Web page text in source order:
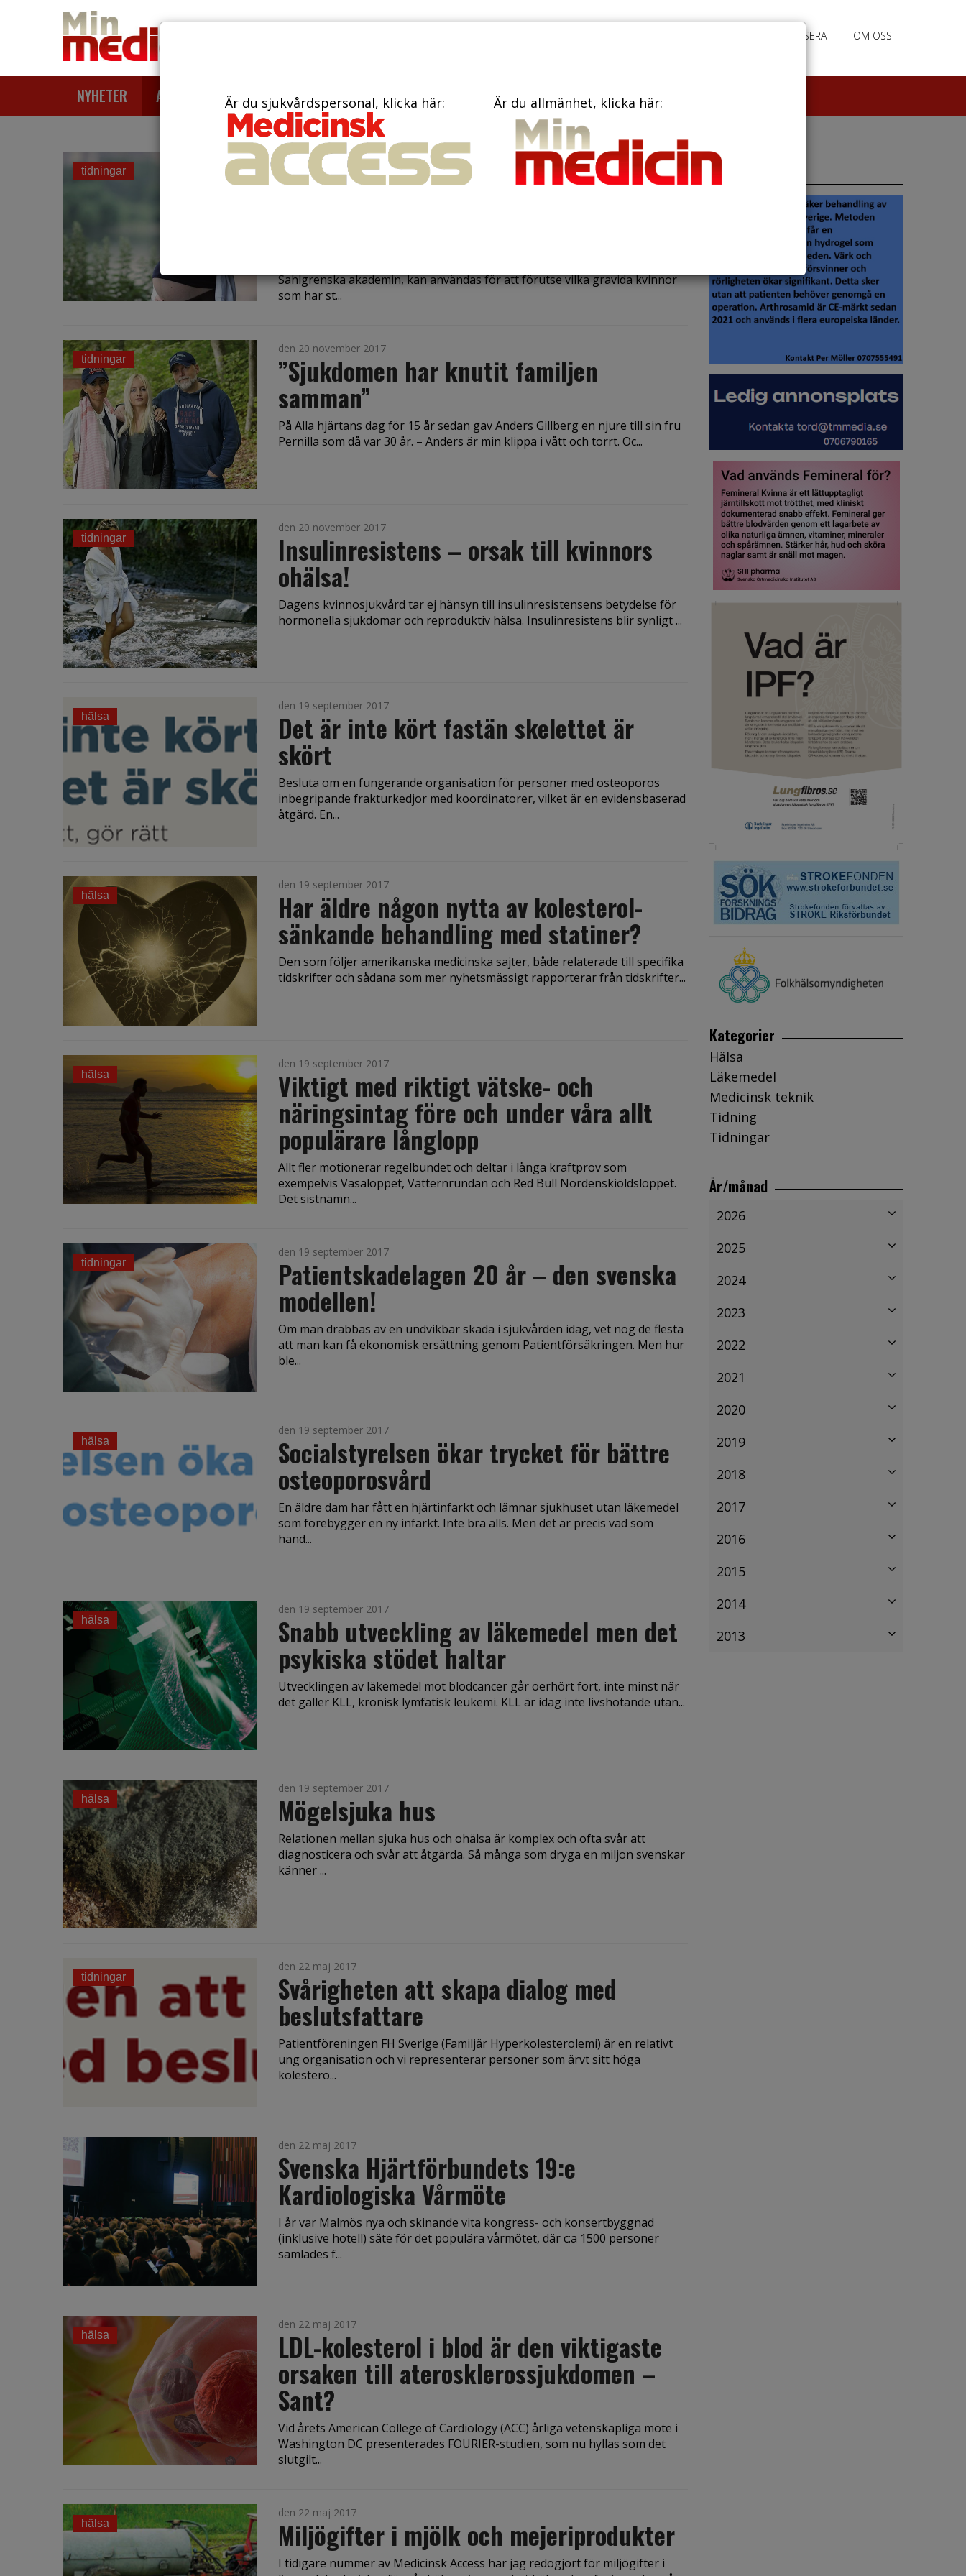
ANNONSERA OM OSS
NYHETER ARTIKLAR AKTUELLT TIDNINGAR KONTAKT
tidningar
den 20 november 2017
En ny metod kan förutsäga kvinnors
Sahlgrenska akademin, kan användas för att förutse vilka gravida kvinnor
som har st...
tidningar
den 20 november 2017
”Sjukdomen har knutit familjen
samman”
På Alla hjärtans dag för 15 år sedan gav Anders Gillberg en njure till sin fru
Pernilla som då var 30 år. – Anders är min klippa i vått och torrt. Oc...
tidningar
den 20 november 2017
Insulinresistens – orsak till kvinnors
ohälsa!
Dagens kvinnosjukvård tar ej hänsyn till insulin­resistensens betydelse för
hormonella sjukdomar och reproduktiv hälsa. Insulinresistens blir synligt ...
hälsa
den 19 september 2017
Det är inte kört fastän skelettet är
skört
Besluta om en fungerande organisation för personer med osteoporos
inbegripande frakturkedjor med koordinatorer, vilket är en evidensbaserad
åtgärd. En...
hälsa
den 19 september 2017
Har äldre någon nytta av kolesterol­
sänkande behandling med statiner?
Den som följer amerikanska medicinska sajter, både relaterade till specifika
tidskrifter och sådana som mer nyhetsmässigt rapporterar från tidskrifter...
hälsa
den 19 september 2017
Viktigt med riktigt vätske- och
näringsintag före och under våra allt
populärare långlopp
Allt fler motionerar regelbundet och deltar i långa kraftprov som
exempelvis Vasaloppet, Vätternrundan och Red Bull Nordenskiölds­loppet.
Det sistnämn...
tidningar
den 19 september 2017
Patientskadelagen 20 år – den svenska
modellen!
Om man drabbas av en undvikbar skada i sjuk­vården idag, vet nog de flesta
att man kan få ekonomisk ersättning genom Patient­försäkringen. Men hur
ble...
hälsa
den 19 september 2017
Socialstyrelsen ökar trycket för bättre
osteoporosvård
En äldre dam har fått en hjärtinfarkt och lämnar sjukhuset utan läkemedel
som förebygger en ny infarkt. Inte bra alls. Men det är precis vad som
händ...
hälsa
den 19 september 2017
Snabb utveckling av läkemedel men det
psykiska stödet haltar
Utvecklingen av läkemedel mot blodcancer går oerhört fort, inte minst när
det gäller KLL, kronisk lymfatisk leukemi. KLL är idag inte livshotande utan...
hälsa
den 19 september 2017
Mögelsjuka hus
Relationen mellan sjuka hus och ohälsa är komplex och ofta svår att
diagnosticera och svår att åtgärda. Så många som dryga en miljon svenskar
känner ...
tidningar
den 22 maj 2017
Svårigheten att skapa dialog med
beslutsfattare
Patientföreningen FH Sverige (Familjär Hyper­kolesterolemi) är en relativt
ung organisation och vi representerar personer som ärvt sitt höga
kolestero...
den 22 maj 2017
Svenska Hjärtförbundets 19:e
Kardiologiska Vårmöte
I år var Malmös nya och skinande vita kongress- och konsertbyggnad
(inklusive hotell) säte för det populära vårmötet, där c:a 1500 personer
samlades f...
hälsa
den 22 maj 2017
LDL-kolesterol i blod är den viktigaste
orsaken till aterosklerossjukdomen –
Sant?
Vid årets American College of Cardiology (ACC) årliga vetenskapliga möte i
Washington DC presenterades FOURIER-studien, som nu hyllas som det
slutgilt...
hälsa
den 22 maj 2017
Miljögifter i mjölk och mejeriprodukter
I tidigare nummer av Medicinsk Access har jag redogjort för miljögifter i
Annonser
Kategorier
Hälsa
Läkemedel
Medicinsk teknik
Tidning
Tidningar
År/månad
2026
2025
2024
2023
2022
2021
2020
2019
2018
2017
2016
2015
2014
2013
Är du sjukvårdspersonal, klicka här: Är du allmänhet, klicka här: